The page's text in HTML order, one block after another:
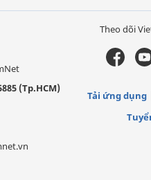
(Tp.HCM)
Theo dõi
Tải ứng dụng